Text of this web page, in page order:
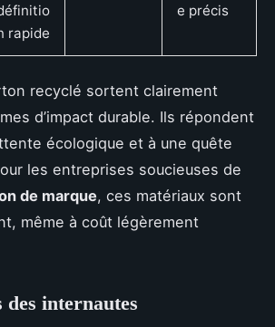
rapide
e précis
recyclé sortent clairement
d’impact durable. Ils répondent
écologique et à une quête
les entreprises soucieuses de
de marque, ces matériaux sont
même à coût légèrement
des internautes